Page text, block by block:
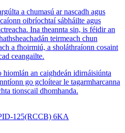
a chumasú ar nascadh agus
oibríochtaí sábháilte agus
Ina theannta sin, is féidir an
teirmeach chun
a fhoirmiú, a sholáthraíonn cosaint
ceangailte.
an caighdeán idirnáisiúnta
go gcloítear le tagarmharcanna
tionscail dhomhanda.